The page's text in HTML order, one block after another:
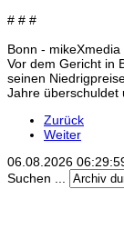
# # #
Bonn - mikeXmedia
Vor dem Gericht in
seinen
Jahre überschuldet
Zurück
Weiter
06.08.2026
Suchen ...